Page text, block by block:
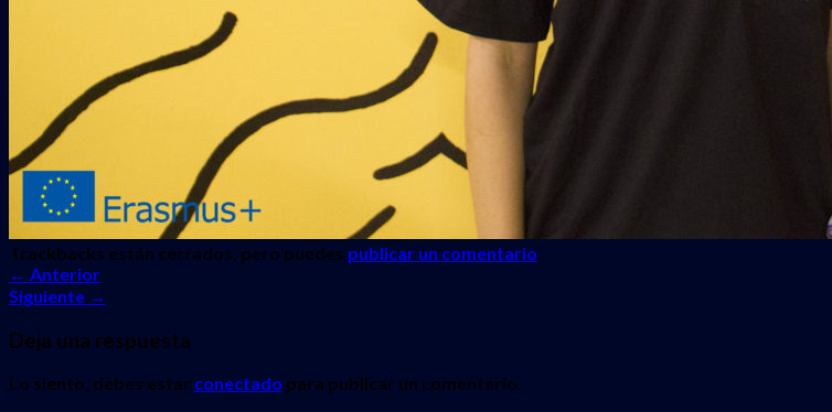
Trackbacks están cerrados, pero puedes publicar un comentario.
← Anterior
Siguiente →
Deja una respuesta
Lo siento, debes estar conectado para publicar un comentario.